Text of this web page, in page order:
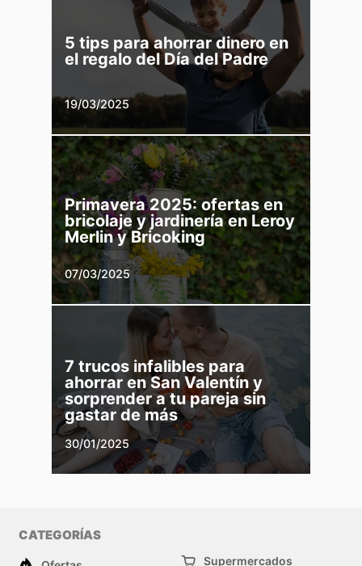
5 tips para ahorrar dinero en
el regalo del Día del Padre
19/03/2025
Primavera 2025: ofertas en
bricolaje y jardinería en Leroy
Merlin y Bricoking
07/03/2025
7 trucos infalibles para
ahorrar en San Valentín y
sorprender a tu pareja sin
gastar de más
30/01/2025
CATEGORÍAS
Supermercados